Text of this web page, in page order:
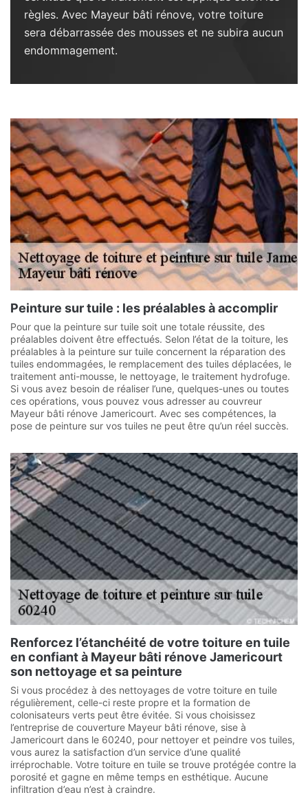
règles. Avec Mayeur bâti rénove, votre toiture
sera débarrassée des mousses et ne subira aucun
endommagement.
Peinture sur tuile : les préalables à accomplir
Pour que la peinture sur tuile soit une totale réussite, des
préalables doivent être effectués. Selon l’état de la toiture, les
préalables à la peinture sur tuile concernent la réparation des
tuiles endommagées, le remplacement des tuiles déplacées, le
traitement anti-mousse, le nettoyage, le traitement hydrofuge.
Si vous avez besoin de réaliser l’une, quelques-unes ou toutes
ces opérations, vous pouvez vous adresser au couvreur
Mayeur bâti rénove Jamericourt. Avec ses compétences, la
pose de peinture sur vos tuiles ne peut être qu’un réel succès.
Renforcez l’étanchéité de votre toiture en tuile
en confiant à Mayeur bâti rénove Jamericourt
son nettoyage et sa peinture
Si vous procédez à des nettoyages de votre toiture en tuile
régulièrement, celle-ci reste propre et la formation de
colonisateurs verts peut être évitée. Si vous choisissez
l’entreprise de couverture Mayeur bâti rénove, sise à
Jamericourt dans le 60240, pour nettoyer et peindre vos tuiles,
vous aurez la satisfaction d’un service d’une qualité
irréprochable. Votre toiture en tuile se trouve protégée contre la
porosité et gagne en même temps en esthétique. Aucune
infiltration d’eau n’est à craindre.